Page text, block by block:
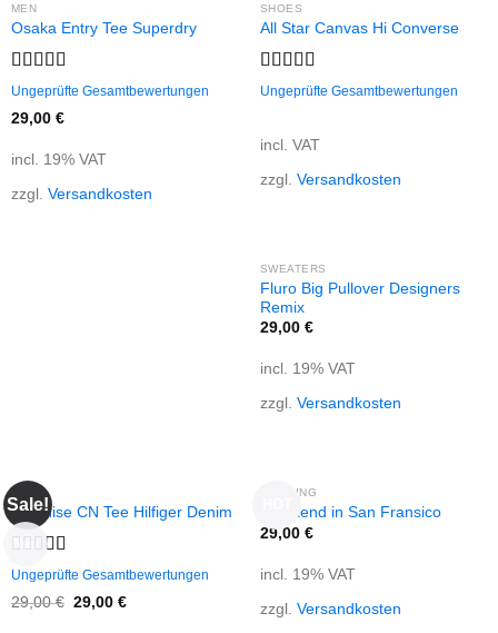
MEN
Osaka Entry Tee Superdry
Rated
4.00 out
of 5
Ungeprüfte Gesamtbewertungen
29,00 €
incl. 19% VAT
zzgl. Versandkosten
SHOES
All Star Canvas Hi Converse
Rated4.33
out of 5
Ungeprüfte Gesamtbewertungen
incl. VAT
zzgl. Versandkosten
SWEATERS
Fluro Big Pullover Designers
Remix
29,00 €
incl. 19% VAT
zzgl. Versandkosten
Sale!
TOPS
Varanise CN Tee Hilfiger Denim
Rated
3.50 out
of 5
Ungeprüfte Gesamtbewertungen
29,00€ 29,00 €
BOOKING
Weekend in San Fransico
29,00 €
incl. 19% VAT
zzgl. Versandkosten